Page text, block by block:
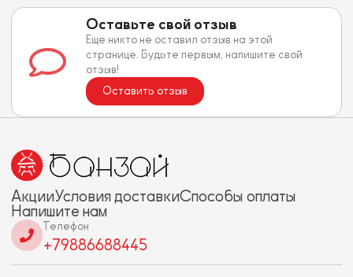
Оставьте свой отзыв
Еще никто не оставил отзыв на этой
странице. Будьте первым, напишите свой
отзыв!
Оставить отзыв
АкцииУсловия доставкиСпособы оплаты
Напишите нам
Телефон
+79886688445